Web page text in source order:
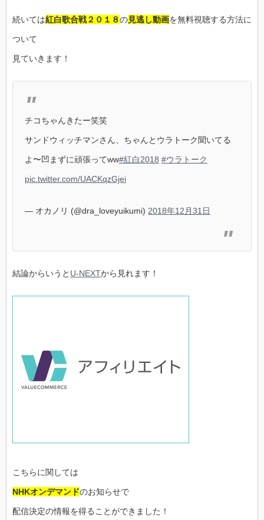
続いては紅白歌合戦２０１８の見逃し動画を無料視聴する方法に
ついて
見ていきます！
チコちゃんきたー笑笑
サンドウィッチマンさん、ちゃんとウラトーク聞いてる
よ〜凹まずに頑張ってww#紅白2018 #ウラトーク
pic.twitter.com/UACKqzGjei
— オカノリ (@dra_loveyuikumi) 2018年12月31日
結論からいうと U-NEXTから見れます！
こちらに関しては
NHKオンデマンドのお知らせで
配信決定の情報を得ることができました！